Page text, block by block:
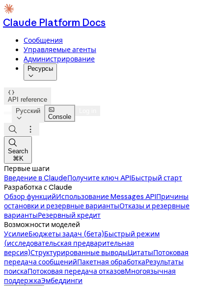
Claude Platform Docs
Сообщения
Управляемые агенты
Администрирование
Ресурсы


API reference
Русский


Console



Search
⌘K
Первые шаги
Введение в ClaudeПолучите ключ APIБыстрый старт
Разработка с Claude
Обзор функцийИспользование Messages APIПричины
остановки и резервные вариантыОтказы и резервные
вариантыРезервный кредит
Возможности моделей
УсилиеБюджеты задач (бета)Быстрый режим
(исследовательская предварительная
версия)Структурированные выводыЦитатыПотоковая
передача сообщенийПакетная обработкаРезультаты
поискаПотоковая передача отказовМногоязычная
поддержкаЭмбеддинги